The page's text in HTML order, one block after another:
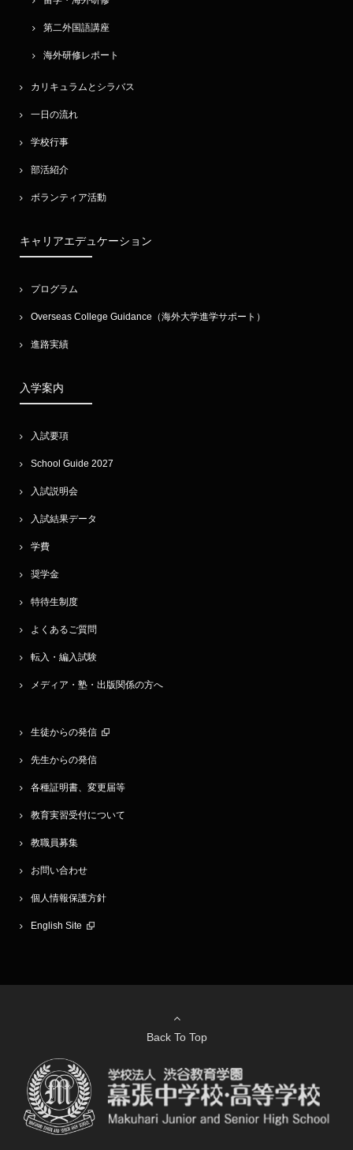
第二外国語講座
海外研修レポート
カリキュラムとシラバス
一日の流れ
学校行事
部活紹介
ボランティア活動
キャリアエデュケーション
プログラム
Overseas College Guidance（海外大学進学サポート）
進路実績
入学案内
入試要項
School Guide 2027
入試説明会
入試結果データ
学費
奨学金
特待生制度
よくあるご質問
転入・編入試験
メディア・塾・出版関係の方へ
生徒からの発信
先生からの発信
各種証明書、変更届等
教育実習受付について
教職員募集
お問い合わせ
個人情報保護方針
English Site
Back To Top